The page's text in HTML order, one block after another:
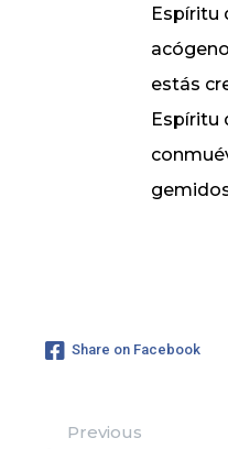
Espíritu
estás
Espíritu
Share on Facebook
Previous